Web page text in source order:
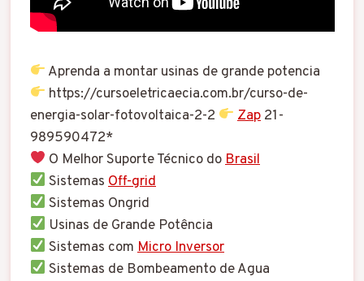
Aprenda a montar usinas de grande potencia
https://cursoeletricaecia.com.br/curso-de-
energia-solar-fotovoltaica-2-2
Zap 21-
989590472*
O Melhor Suporte Técnico doBrasil
Sistemas Off-grid
Sistemas Ongrid
Usinas de Grande Potência
Sistemas com Micro Inversor
Sistemas de Bombeamento de Agua